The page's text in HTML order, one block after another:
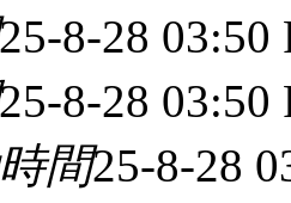
25-8-28 03:50
25-8-28 03:50
間25-8-28